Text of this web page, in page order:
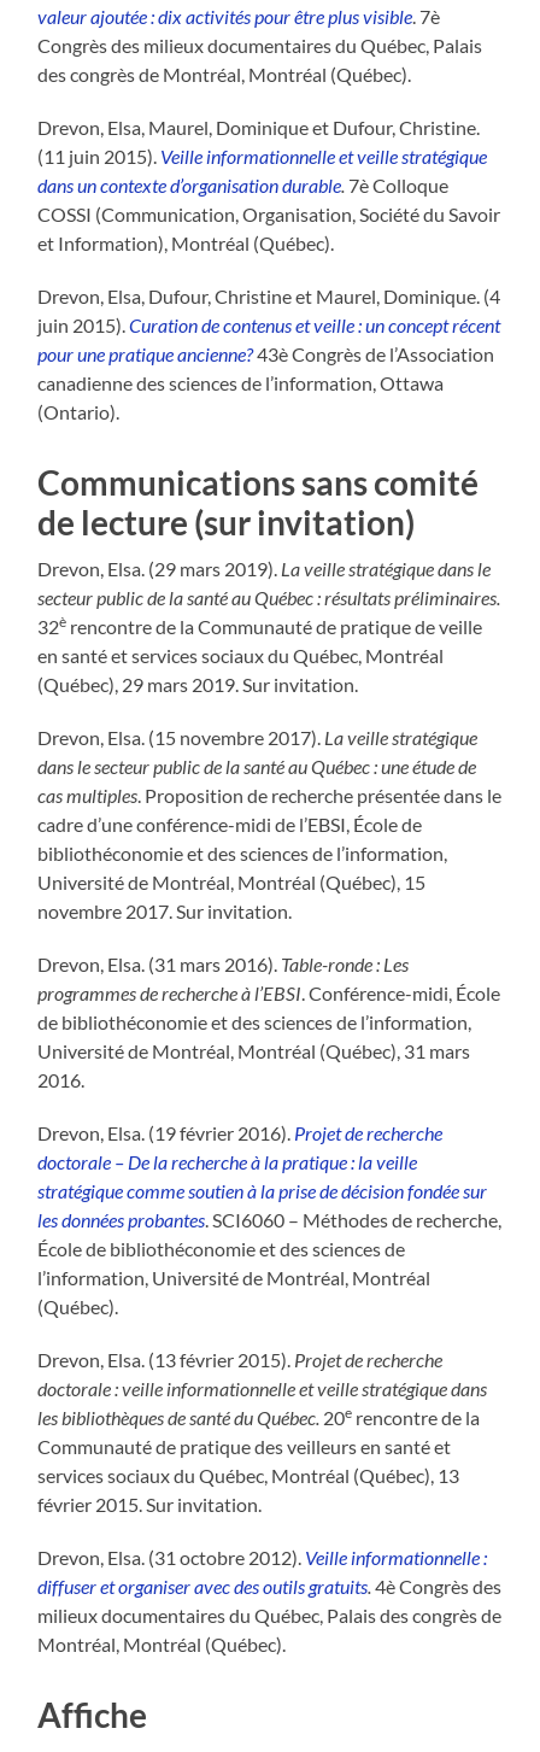
valeur ajoutée : dix activités pour être plus visible . 7è
Congrès des milieux documentaires du Québec, Palais
des congrès de Montréal, Montréal (Québec).
Drevon, Elsa, Maurel, Dominique et Dufour, Christine.
(11 juin 2015). Veille informationnelle et veille stratégique
dans un contexte d’organisation durable 7è Colloque
COSSI (Communication, Organisation, Société du Savoir
et Information), Montréal (Québec).
Drevon, Elsa, Dufour, Christine et Maurel, Dominique. (4
juin 2015).Curation de contenus et veille : un concept récent
pour une pratique ancienne?43è Congrès de l’Association
canadienne des sciences de l’information, Ottawa
(Ontario).
Communications sans comité
de lecture (sur invitation)
Drevon, Elsa. (29 mars 2019). La veille stratégique dans le
secteur public de la santé au Québec : résultats préliminaires.
32è rencontre de la Communauté de pratique de veille
en santé et services sociaux du Québec, Montréal
(Québec), 29 mars 2019. Sur invitation.
Drevon, Elsa. (15 novembre 2017). La veille stratégique
dans le secteur public de la santé au Québec : une étude de
cas multiples . Proposition de recherche présentée dans le
cadre d’une conférence-midi de l’EBSI, École de
bibliothéconomie et des sciences de l’information,
Université de Montréal, Montréal (Québec), 15
novembre 2017. Sur invitation.
Drevon, Elsa. (31 mars 2016). Table-ronde : Les
programmes de recherche à l’EBSI . Conférence-midi, École
de bibliothéconomie et des sciences de l’information,
Université de Montréal, Montréal (Québec), 31 mars
2016.
Drevon, Elsa. (19 février 2016). Projet de recherche
doctorale – De la recherche à la pratique : la veille
stratégique comme soutien à la prise de décision fondée sur
les données probantes . SCI6060 – Méthodes de recherche,
École de bibliothéconomie et des sciences de
l’information, Université de Montréal, Montréal
(Québec).
Drevon, Elsa. (13 février 2015). Projet de recherche
doctorale : veille informationnelle et veille stratégique dans
les bibliothèques de santé du Québec. 20e rencontre de la
Communauté de pratique des veilleurs en santé et
services sociaux du Québec, Montréal (Québec), 13
février 2015. Sur invitation.
Drevon, Elsa. (31 octobre 2012). Veille informationnelle :
diffuser et organiser avec des outils gratuits .4è Congrès des
milieux documentaires du Québec, Palais des congrès de
Montréal, Montréal (Québec).
Affiche